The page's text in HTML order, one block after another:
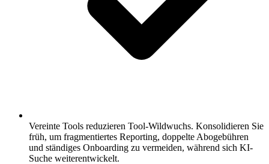
Vereinte Tools reduzieren Tool-Wildwuchs. Konsolidieren Sie
früh, um fragmentiertes Reporting, doppelte Aboge­bühren
und ständiges Onboarding zu vermeiden, während sich KI-
Suche weiterentwickelt.